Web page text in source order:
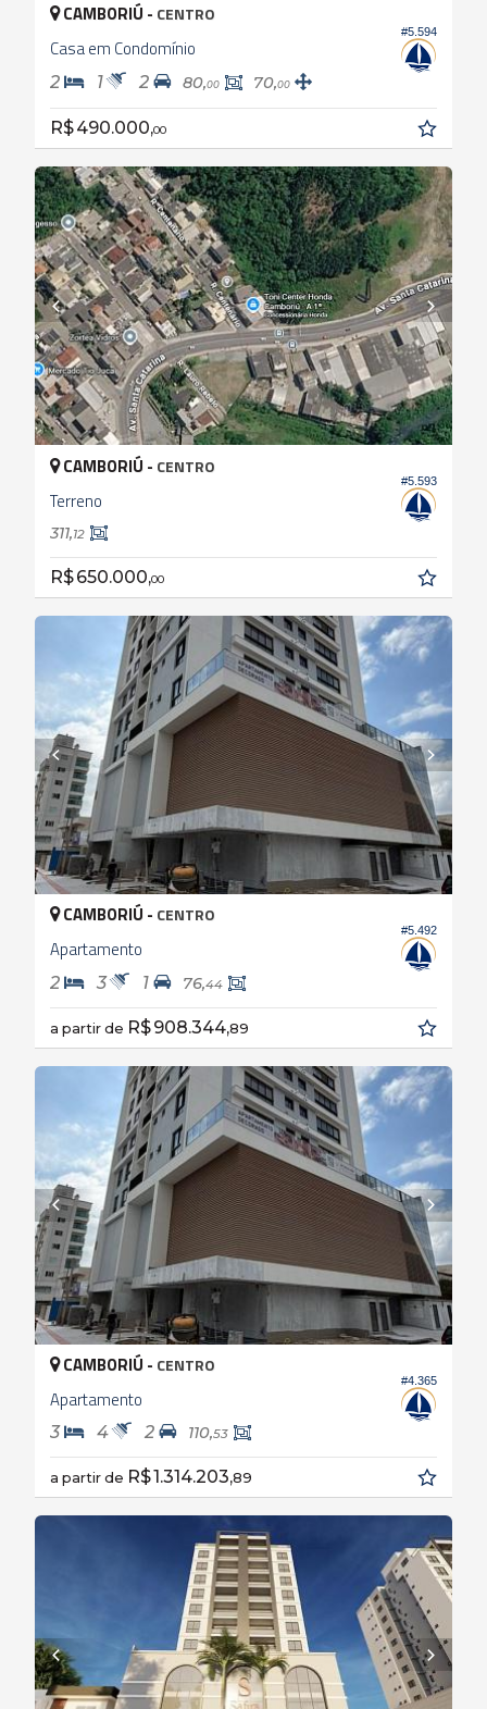
#5.594
CAMBORIÚ - CENTRO
Casa em Condomínio
2 1 2 80,00 70,00
R$ 490.000,00
#5.593
CAMBORIÚ - CENTRO
Terreno
311,12
R$ 650.000,00
#5.492
CAMBORIÚ - CENTRO
Apartamento
2 3 1 76,44
a partir de R$ 908.344,89
#4.365
CAMBORIÚ - CENTRO
Apartamento
3 4 2 110,53
a partir de R$ 1.314.203,89